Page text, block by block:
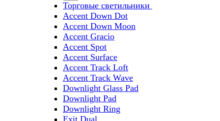
Торговые светильники
Accent Down Dot
Accent Down Moon
Accent Gracio
Accent Spot
Accent Surface
Accent Track Loft
Accent Track Wave
Downlight Glass Pad
Downlight Pad
Downlight Ring
Exit Dual